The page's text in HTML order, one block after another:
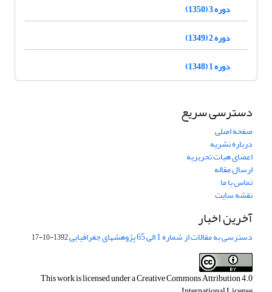
دوره 3 (1350)
دوره 2 (1349)
دوره 1 (1348)
دسترسی سریع
صفحه اصلی
درباره نشریه
اعضای هیات تحریریه
ارسال مقاله
تماس با ما
نقشه سایت
آخرین اخبار
دسترسی به مقالات از شماره 1 الی 65 پژوهشهای جغرافیایی 1392-10-17
This work is licensed under aCreative Commons Attribution 4.0